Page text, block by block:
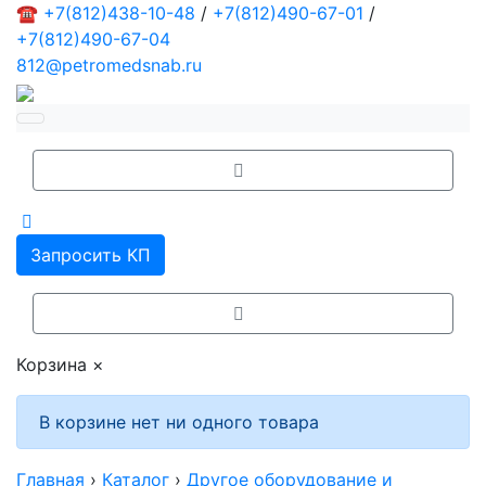
☎ +7(812)438-10-48 / +7(812)490-67-01 /
+7(812)490-67-04
812@petromedsnab.ru
Запросить КП
Корзина ×
В корзине нет ни одного товара
Главная › Каталог › Другое оборудование и